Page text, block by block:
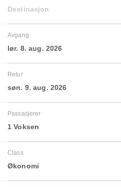
Destinasjon
Avgang
lør. 8. aug. 2026
Retur
søn. 9. aug. 2026
Passasjerer
1 Voksen
Class
Økonomi